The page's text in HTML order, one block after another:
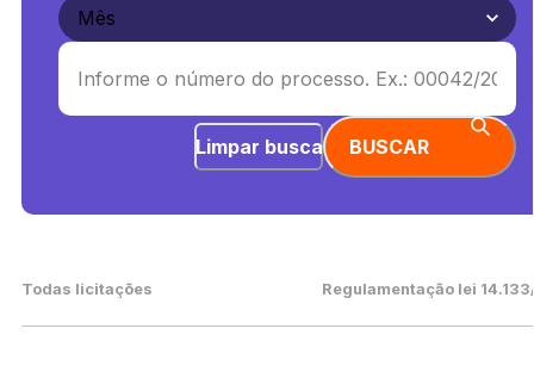
Limpar busca BUSCAR
Todas licitações Regulamentação lei